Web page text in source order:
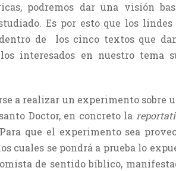
podremos dar una visión
Es por esto que los
de los cinco textos que
interesados en nuestro tema
a realizar un experimento sobre
Doctor, en concreto la
que el experimento sea
cuales se pondrá a prueba lo
de sentido bíblico,